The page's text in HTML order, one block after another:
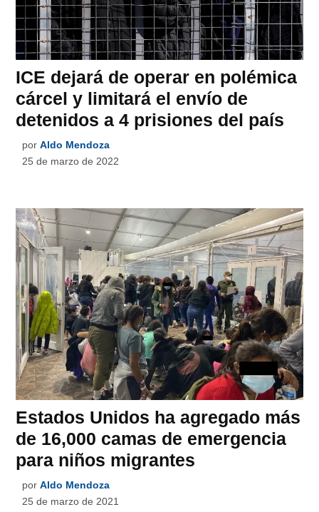
ICE dejará de operar en polémica
cárcel y limitará el envío de
detenidos a 4 prisiones del país
por Aldo Mendoza
25 de marzo de 2022
Estados Unidos ha agregado más
de 16,000 camas de emergencia
para niños migrantes
por Aldo Mendoza
25 de marzo de 2021